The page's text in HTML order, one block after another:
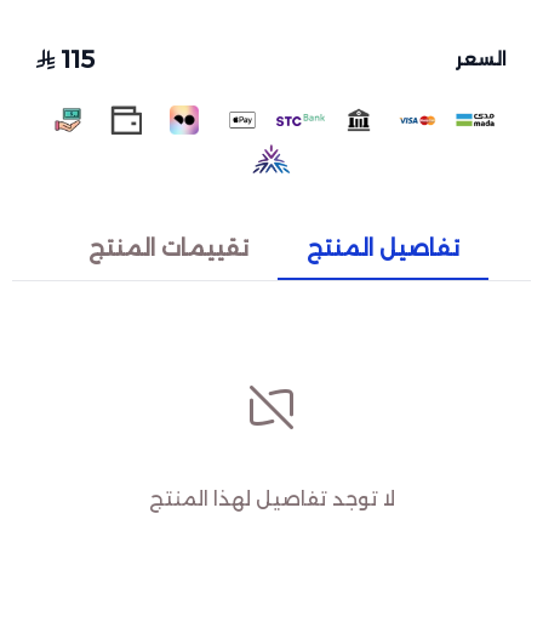
السعر 115
تفاصيل المنتج تقييمات المنتج
لا توجد تفاصيل لهذا المنتج